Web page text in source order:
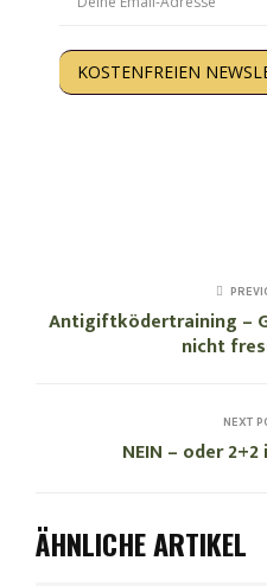
KOSTENFREIEN
Antigiftködertraining –
nicht
NEXT
NEIN – oder
ÄHNLICHE ARTIKEL